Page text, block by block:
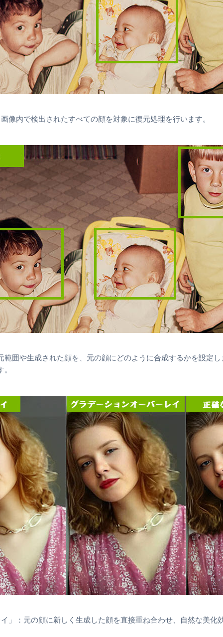
像内で検出されたすべての顔を対象に復元処理を行います。
範囲や生成された顔を、元の顔にどのように合成するかを設定
」：元の顔に新しく生成した顔を直接重ね合わせ、自然な美化